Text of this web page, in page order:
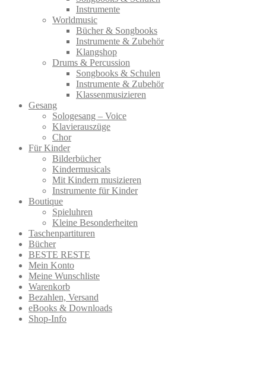
Instrumente
Worldmusic
Bücher & Songbooks
Instrumente & Zubehör
Klangshop
Drums & Percussion
Songbooks & Schulen
Instrumente & Zubehör
Klassenmusizieren
Gesang
Sologesang – Voice
Klavierauszüge
Chor
Für Kinder
Bilderbücher
Kindermusicals
Mit Kindern musizieren
Instrumente für Kinder
Boutique
Spieluhren
Kleine Besonderheiten
Taschenpartituren
Bücher
BESTE RESTE
Mein Konto
Meine Wunschliste
Warenkorb
Bezahlen, Versand
eBooks & Downloads
Shop-Info